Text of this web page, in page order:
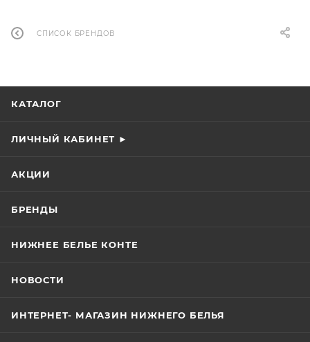
СПИСОК БРЕНДОВ
КАТАЛОГ
ЛИЧНЫЙ КАБИНЕТ ►
АКЦИИ
БРЕНДЫ
НИЖНЕЕ БЕЛЬЕ КОНТЕ
НОВОСТИ
ИНТЕРНЕТ- МАГАЗИН НИЖНЕГО БЕЛЬЯ